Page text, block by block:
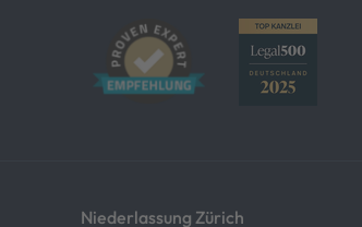
Niederlassung Zürich